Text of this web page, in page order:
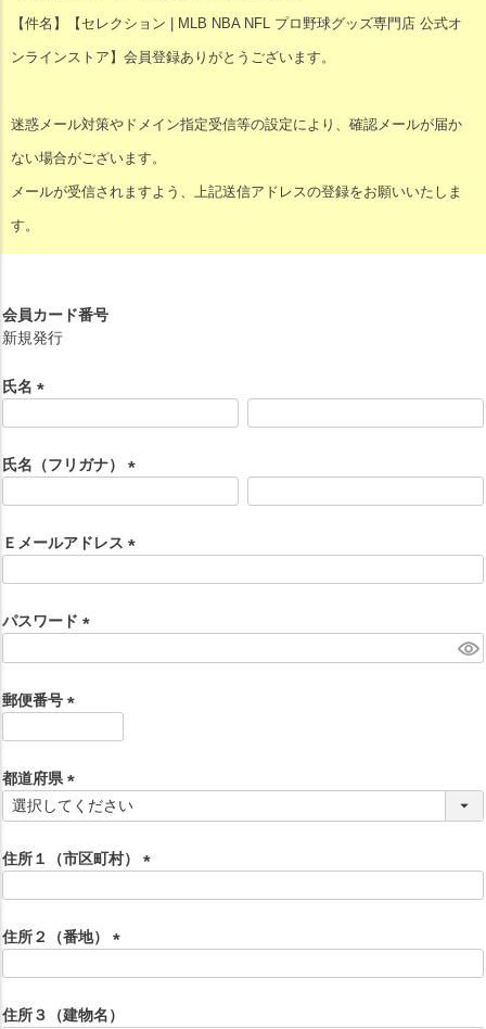
【件名】【セレクション | MLB NBA NFL プロ野球グッズ専門店 公式オ
ンラインストア】会員登録ありがとうございます。
迷惑メール対策やドメイン指定受信等の設定により、確認メールが届か
ない場合がございます。
メールが受信されますよう、上記送信アドレスの登録をお願いいたしま
す。
会員カード番号
新規発行
氏名
須
)
氏名（フリガナ）
須
)
Ｅメールアドレス
)
パスワード
)
郵便番号
須
)
都道府県
(
須
)
住所１（市区町村）
)
住所２（番地）
須
住所３（建物名）